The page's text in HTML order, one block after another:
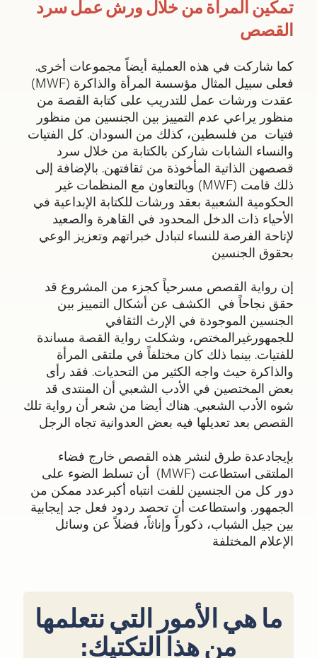
تمكين المرأة من خلال ورش عمل سرد
القصص
كما شاركت في هذه العملية أيضاً مجموعات أخرى.
فعلى سبيل المثال مؤسسة المرأة والذاكرة (MWF)
عقدت ورشات عمل للتدريب على كتابة القصة من
منظور يراعي عدم التمييز بين الجنسين من منظور
فتيات من فلسطين، كذلك من السودان. كل الفتيات
والنساء الشابات شاركن بالكتابة من خلال سرد
قصصهن الذاتية المأخوذة من ثقافتهن. بالإضافة إلى
ذلك قامت (MWF) وبالتعاون مع المنظمات غير
الحكومية الشعبية بعقد ورشات للكتابة الإبداعية في
الأحياء ذات الدخل المحدود في القاهرة والصعيد
لإتاحة الفرصة للنساء لتبادل خبراتهم وتعزيز الوعي
بحقوق الجنسين
إن رواية القصص مسرحياً كجزء من المشروع قد
حقق نجاحاً في الكشف عن أشكال التمييز بين
الجنسين الموجودة في الإرث الثقافي
للجمهورغيرالمختص، وشكلت رواية القصة مساندة
للفتيات. بينما ذلك كان مختلفاً في ملتقى المرأة
والذاكرة حيث واجه الكثير من التحديات. فقد رأى
بعض المختصين في الأدب الشعبي أن المنتدى قد
شوه الأدب الشعبي. هناك أيضا من شعر أن رواية تلك
القصص بعد تعديلها فيه بعض العدوانية تجاه الرجل
بإيجادعدة طرق لنشر هذه القصص خارج فضاء
الملتقى استطاعت (MWF) أن تسلط الضوء على
دور كل من الجنسين للفت انتباه أكبرعدد ممكن من
الجمهور. واستطاعت أن تحصد ردود فعل جد إيجابية
بين جيل الشباب، ذكوراً وإناثاً، فضلاً عن وسائل
الإعلام المختلفة
ما هي الأمور التي نتعلمها
من هذا التكتيك: